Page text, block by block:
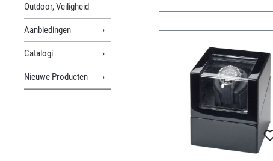
Outdoor, Veiligheid
Aanbiedingen
Catalogi
Nieuwe Producten